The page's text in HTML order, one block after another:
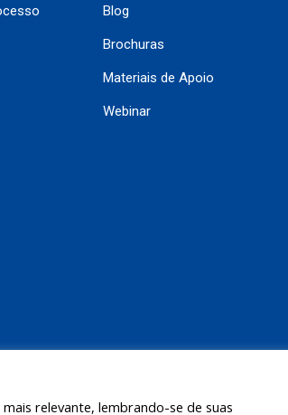
Blog
Brochuras
Materiais de Apoio
Webinar
relevante, lembrando-se de suas